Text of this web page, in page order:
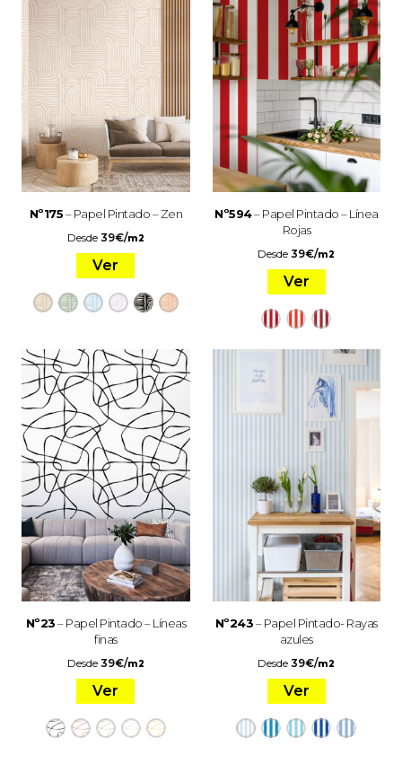
Nº175– Papel Pintado – Zen
Desde 39€/m2
Ver
Nº594– Papel Pintado – Línea
Rojas
Desde39€/m2
Ver
Nº23– Papel Pintado – Líneas
finas
Desde 39€/m2
Ver
Nº243– Papel Pintado- Rayas
azules
Desde39€/m2
Ver